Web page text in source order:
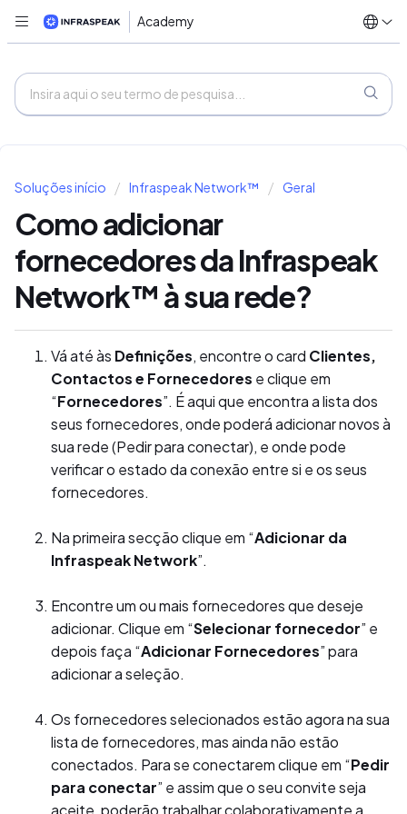
Academy
Soluções início Infraspeak Network™ Geral
Como adicionar
fornecedores da Infraspeak
Network™ à sua rede?
Vá até às Definições, encontre o card Clientes,
Contactos e Fornecedores e clique em
“Fornecedores”. É aqui que encontra a lista dos
seus fornecedores, onde poderá adicionar novos à
sua rede (Pedir para conectar), e onde pode
verificar o estado da conexão entre si e os seus
fornecedores.
Na primeira secção clique em “Adicionar da
Infraspeak Network”.
Encontre um ou mais fornecedores que deseje
adicionar. Clique em “Selecionar fornecedor” e
depois faça “Adicionar Fornecedores” para
adicionar a seleção.
Os fornecedores selecionados estão agora na sua
lista de fornecedores, mas ainda não estão
conectados. Para se conectarem clique em “Pedir
para conectar” e assim que o seu convite seja